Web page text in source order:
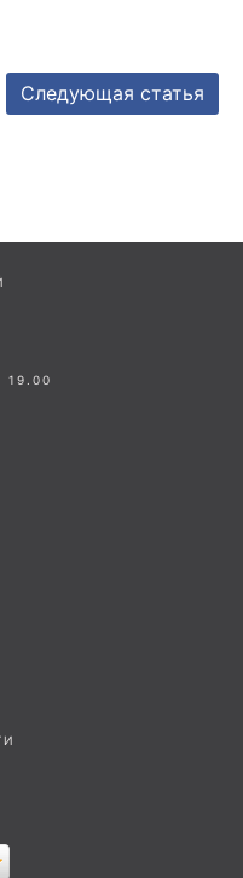
Следующая статья